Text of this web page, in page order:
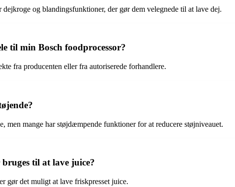
dejkroge og blandingsfunktioner, der gør dem velegnede til at lave dej.
til min Bosch foodprocessor?
fra producenten eller fra autoriserede forhandlere.
men mange har støjdæmpende funktioner for at reducere støjniveauet.
til at lave juice?
gør det muligt at lave friskpresset juice.